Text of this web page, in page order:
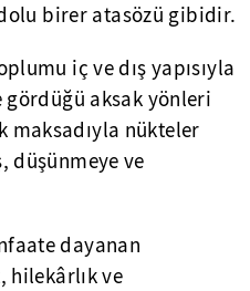
birer atasözü gibidir.
iç ve dış yapısıyla
gördüğü aksak yönleri
maksadıyla nükteler
düşünmeye ve
dayanan
hilekârlık ve